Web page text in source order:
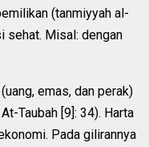
(tanmiyyah al-
sehat. Misal: dengan
emas, dan perak)
Taubah [9]: 34). Harta
Pada gilirannya